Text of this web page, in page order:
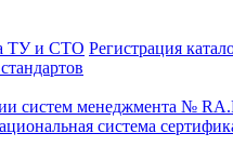
ТУ и СТО Регистрация
систем менеджмента №
система